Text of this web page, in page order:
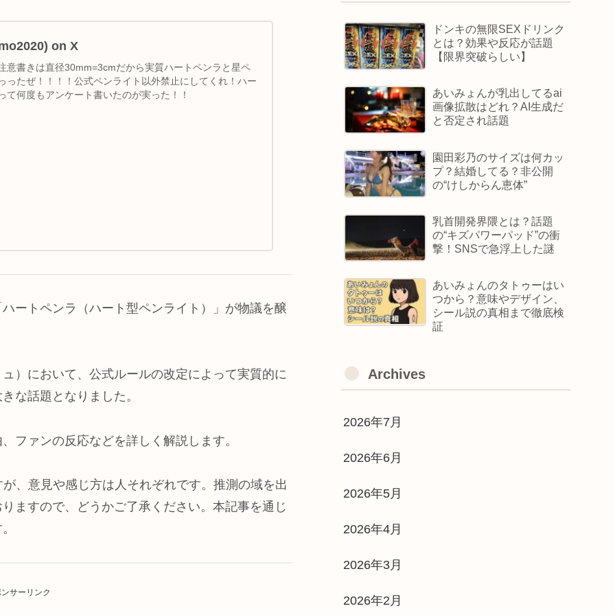
on X
意書きは直径30mm=3cmだから実質ハートペンラと星ペ
ったぜ！！！！公式ペンライト以外禁止にしてくれ！ハー
て何度もアンケート書いたのが実った！！
ートペンラ（ハート型ペンライト）」が物議を醸
）において、公式ルールの改定によって実質的に
な話題となりました。
ファンの反応などを詳しく解説します。
、意見や感じ方は人それぞれです。推測の域を出
ますので、どうかご了承ください。本記事を通じ
サーリンク
ドンキの無限SEXドリンク
とは？効果や反応が話題
【限界突破らしい】
あいみょんが乳出してるai
画像拡散はどれ？AI生成だ
と否定され話題
園田彩乃のサイズは何カッ
プ？結婚してる？非公開
の“けしからん恵体”
乳首開発界隈とは？話題
の“キズパワーパッド”の衝
撃！SNSで急浮上した謎
あいみょんのタトゥーはい
つから？意味やデザイン、
シール説の真相まで徹底検
証
Archives
2026年7月
2026年6月
2026年5月
2026年4月
2026年3月
2026年2月